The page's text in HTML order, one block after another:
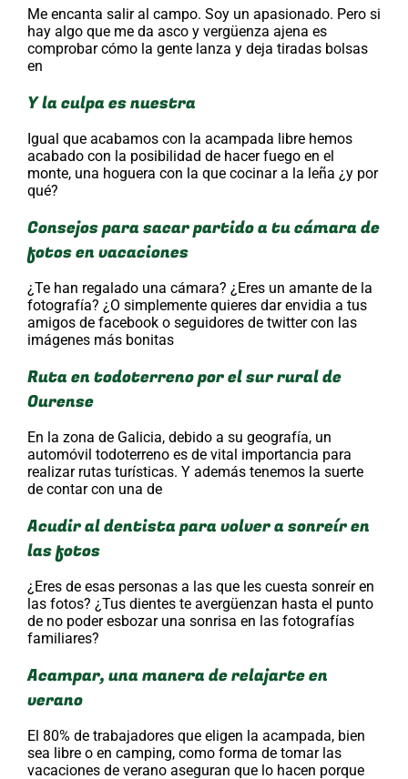
Me encanta salir al campo. Soy un apasionado. Pero si
hay algo que me da asco y vergüenza ajena es
comprobar cómo la gente lanza y deja tiradas bolsas
en
Y la culpa es nuestra
Igual que acabamos con la acampada libre hemos
acabado con la posibilidad de hacer fuego en el
monte, una hoguera con la que cocinar a la leña ¿y por
qué?
Consejos para sacar partido a tu cámara de
fotos en vacaciones
¿Te han regalado una cámara? ¿Eres un amante de la
fotografía? ¿O simplemente quieres dar envidia a tus
amigos de facebook o seguidores de twitter con las
imágenes más bonitas
Ruta en todoterreno por el sur rural de
Ourense
En la zona de Galicia, debido a su geografía, un
automóvil todoterreno es de vital importancia para
realizar rutas turísticas. Y además tenemos la suerte
de contar con una de
Acudir al dentista para volver a sonreír en
las fotos
¿Eres de esas personas a las que les cuesta sonreír en
las fotos? ¿Tus dientes te avergüenzan hasta el punto
de no poder esbozar una sonrisa en las fotografías
familiares?
Acampar, una manera de relajarte en
verano
El 80% de trabajadores que eligen la acampada, bien
sea libre o en camping, como forma de tomar las
vacaciones de verano aseguran que lo hacen porque